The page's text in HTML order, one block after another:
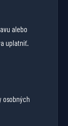
alebo
uplatniť.
osobných